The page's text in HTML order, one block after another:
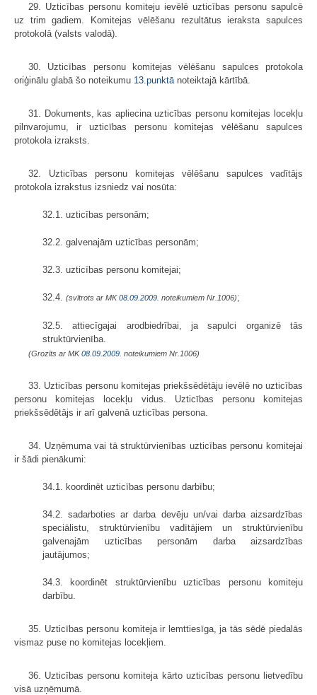
29. Uzticības personu komiteju ievēlē uzticības personu sapulcē
uz trim gadiem. Komitejas vēlēšanu rezultātus ieraksta sapulces
protokolā (valsts valodā).
30. Uzticības personu komitejas vēlēšanu sapulces protokola
oriģinālu glabā šo noteikumu 13.punktā noteiktajā kārtībā.
31. Dokuments, kas apliecina uzticības personu komitejas locekļu
pilnvarojumu, ir uzticības personu komitejas vēlēšanu sapulces
protokola izraksts.
32. Uzticības personu komitejas vēlēšanu sapulces vadītājs
protokola izrakstus izsniedz vai nosūta:
32.1. uzticības personām;
32.2. galvenajām uzticības personām;
32.3. uzticības personu komitejai;
32.4. (svītrots ar MK08.09.2009. noteikumiem Nr.1006);
32.5. attiecīgajai arodbiedrībai, ja sapulci organizē tās
struktūrvienība.
(Grozīts ar MK08.09.2009. noteikumiem Nr.1006)
33. Uzticības personu komitejas priekšsēdētāju ievēlē no uzticības
personu komitejas locekļu vidus. Uzticības personu komitejas
priekšsēdētājs ir arī galvenā uzticības persona.
34. Uzņēmuma vai tā struktūrvienības uzticības personu komitejai
ir šādi pienākumi:
34.1. koordinēt uzticības personu darbību;
34.2. sadarboties ar darba devēju un/vai darba aizsardzības
speciālistu, struktūrvienību vadītājiem un struktūrvienību
galvenajām uzticības personām darba aizsardzības
jautājumos;
34.3. koordinēt struktūrvienību uzticības personu komiteju
darbību.
35. Uzticības personu komiteja ir lemttiesīga, ja tās sēdē piedalās
vismaz puse no komitejas locekļiem.
36. Uzticības personu komiteja kārto uzticības personu lietvedību
visā uzņēmumā.